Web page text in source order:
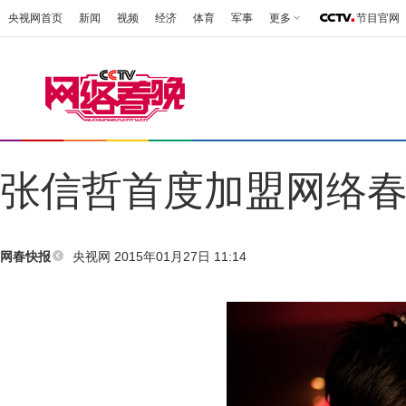
央视网首页 新闻 视频 经济 体育 军事 更多 节目官网
张信哲首度加盟网络
网春快报 央视网 2015年01月27日 11:14